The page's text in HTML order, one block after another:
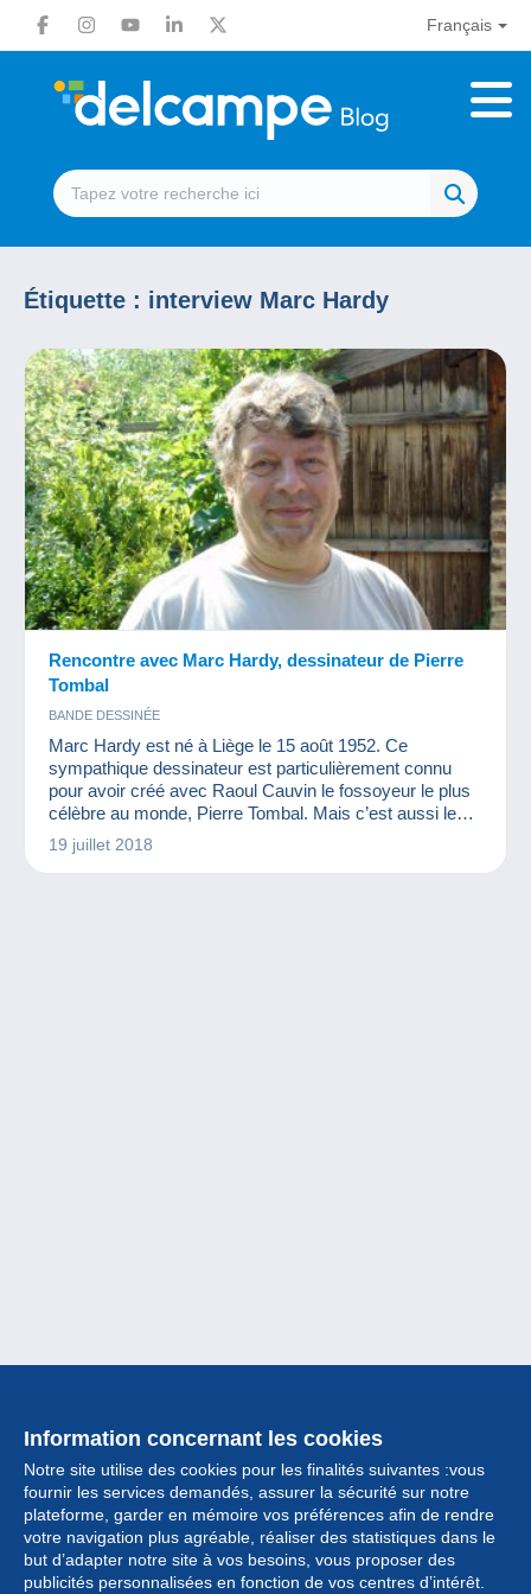
Français
Étiquette : interview Marc Hardy
Rencontre avec Marc Hardy, dessinateur de Pierre
Tombal
BANDE DESSINÉE
Marc Hardy est né à Liège le 15 août 1952. Ce
sympathique dessinateur est particulièrement connu
pour avoir créé avec Raoul Cauvin le fossoyeur le plus
célèbre au monde, Pierre Tombal. Mais c’est aussi le
créateur de « La Patrouille des Libellules », de « Lolo et
Sucette » et de « Arkel », des séries moins connues
19 juillet 2018
Information concernant les cookies
Notre site utilise des cookies pour les finalités suivantes :vous
fournir les services demandés, assurer la sécurité sur notre
plateforme, garder en mémoire vos préférences afin de rendre
votre navigation plus agréable, réaliser des statistiques dans le
but d’adapter notre site à vos besoins, vous proposer des
publicités personnalisées en fonction de vos centres d’intérêt.
Collection